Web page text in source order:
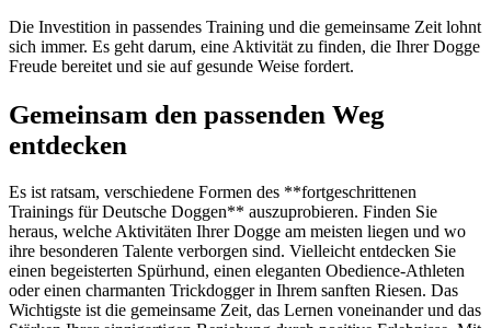
Die Investition in passendes Training und die gemeinsame Zeit lohnt
sich immer. Es geht darum, eine Aktivität zu finden, die Ihrer Dogge
Freude bereitet und sie auf gesunde Weise fordert.
Gemeinsam den passenden Weg
entdecken
Es ist ratsam, verschiedene Formen des **fortgeschrittenen
Trainings für Deutsche Doggen** auszuprobieren. Finden Sie
heraus, welche Aktivitäten Ihrer Dogge am meisten liegen und wo
ihre besonderen Talente verborgen sind. Vielleicht entdecken Sie
einen begeisterten Spürhund, einen eleganten Obedience-Athleten
oder einen charmanten Trickdogger in Ihrem sanften Riesen. Das
Wichtigste ist die gemeinsame Zeit, das Lernen voneinander und das